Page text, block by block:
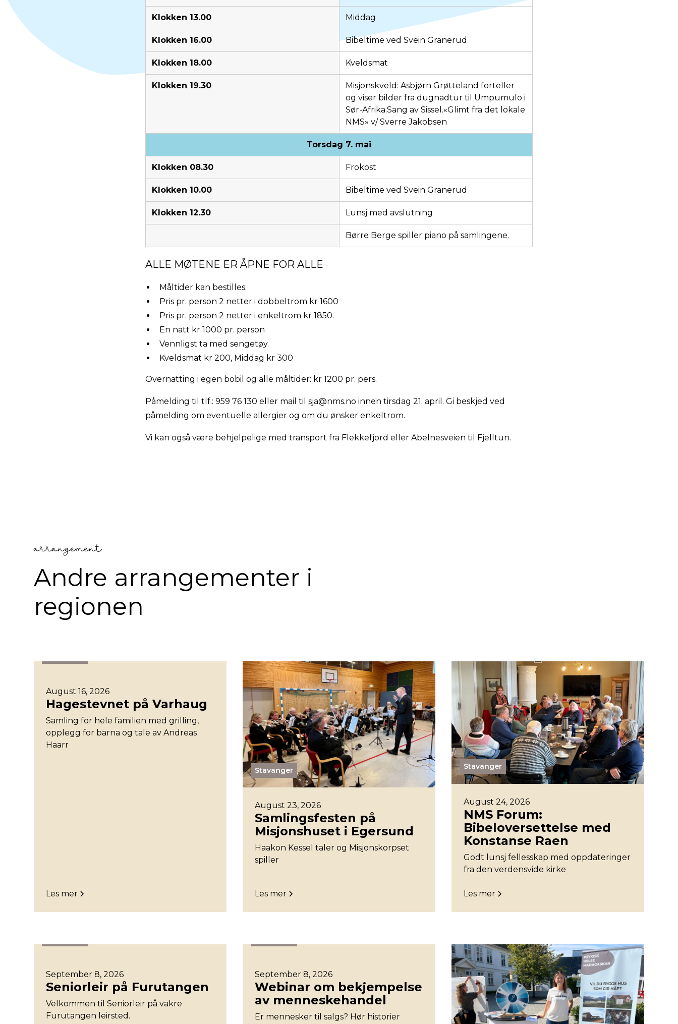
Klokken 13.00 Middag
Klokken 16.00 Bibeltime ved Svein Granerud
Klokken 18.00 Kveldsmat
Klokken 19.30
Misjonskveld: Asbjørn Grøtteland forteller
og viser bilder fra dugnadtur til Umpumulo i
Sør-Afrika.Sang av Sissel.«Glimt fra det lokale
NMS» v/ Sverre Jakobsen
Torsdag 7. mai
Klokken 08.30 Frokost
Klokken 10.00 Bibeltime ved Svein Granerud
Klokken 12.30 Lunsj med avslutning
Børre Berge spiller piano på samlingene.
ALLE MØTENE ER ÅPNE FOR ALLE
Måltider kan bestilles.
Pris pr. person 2 netter i dobbeltrom kr 1600
Pris pr. person 2 netter i enkeltrom kr 1850.
En natt kr 1000 pr. person
Vennligst ta med sengetøy.
Kveldsmat kr 200, Middag kr 300
Overnatting i egen bobil og alle måltider: kr 1200 pr. pers.
Påmelding til tlf.: 959 76 130 eller mail til sja@nms.no innen tirsdag 21. april. Gi beskjed ved
påmelding om eventuelle allergier og om du ønsker enkeltrom.
Vi kan også være behjelpelige med transport fra Flekkefjord eller Abelnesveien til Fjelltun.
arrangement
Andre arrangementer i
regionen
August 16, 2026
Hagestevnet på Varhaug
Samling for hele familien med grilling,
opplegg for barna og tale av Andreas
Haarr
Les mer
Stavanger
August 23, 2026
Samlingsfesten på
Misjonshuset i Egersund
Haakon Kessel taler og Misjonskorpset
spiller
Les mer
Stavanger
August 24, 2026
NMS Forum:
Bibeloversettelse med
Konstanse Raen
Godt lunsj fellesskap med oppdateringer
fra den verdensvide kirke
Les mer
September 8, 2026
Seniorleir på Furutangen
Velkommen til Seniorleir på vakre
Furutangen leirsted.
September 8, 2026
Webinar om bekjempelse
av menneskehandel
Er mennesker til salgs? Hør historier